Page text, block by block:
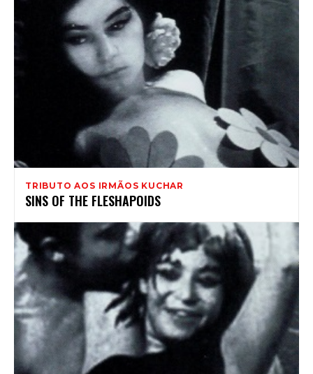
TRIBUTO AOS IRMÃOS KUCHAR
SINS OF THE FLESHAPOIDS